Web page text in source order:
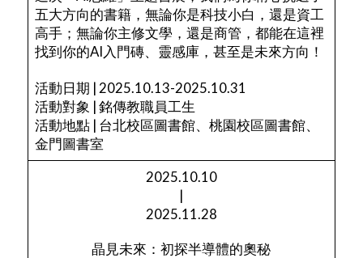
五大方向的書籍，無論你是科技小白，還是資工
高手；無論你主修文學，還是商管，都能在這裡
找到你的AI入門磚、靈感庫，甚至是未來方向！
活動日期 | 2025.10.13-2025.10.31
活動對象 | 銘傳教職員工生
活動地點 | 台北校區圖書館、桃園校區圖書館、
金門圖書室
2025.10.10
|
2025.11.28
晶見未來：初探半導體的奧秘